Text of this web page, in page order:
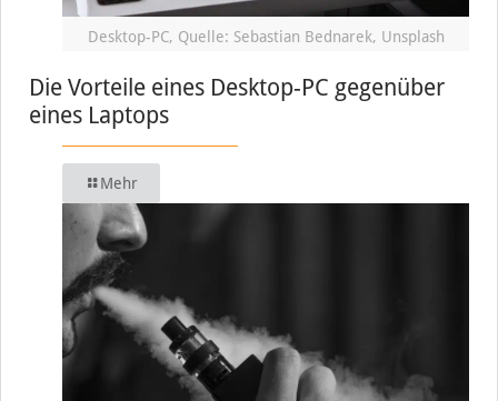
Desktop-PC, Quelle: Sebastian Bednarek, Unsplash
Die Vorteile eines Desktop-PC gegenüber
eines Laptops
Mehr